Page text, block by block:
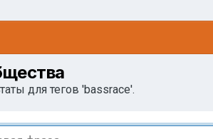
для тегов 'bassrace'.